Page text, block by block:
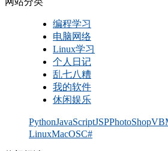
编程学习
电脑网络
Linux学习
个人日记
乱七八糟
我的软件
休闲娱乐
PythonJavaScriptJSPPhotoShopVB
LinuxMacOSC#